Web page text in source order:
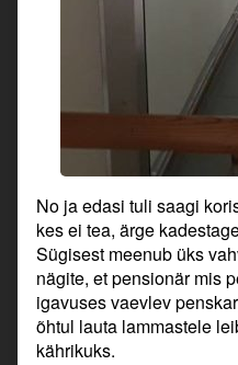
No ja edasi tuli saagi
kes ei tea, ärge
Sügisest meenub üks
nägite, et pensionär mis
igavuses vaevlev
õhtul lauta lammastele
kährikuks.